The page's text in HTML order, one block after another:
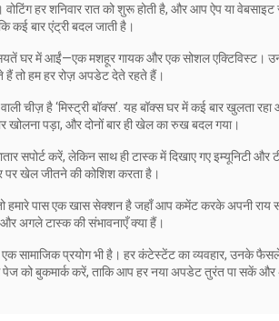
हर शनिवार रात को शुरू होती है, और आप ऐप या
कई बार एंट्री बदल जाती है।
घर में आईं—एक मशहूर गायक और एक सोशल एक्टिविस्ट।
तो हम हर रोज़ अपडेट देते रहते हैं।
चीज़ है ‘मिस्ट्री बॉक्स’. यह बॉक्‍स घर में कई बार खुलता
खोलना पड़ा, और दोनों बार ही खेल का रुख बदल गया।
सपोर्ट करें, लेकिन साथ ही टास्क में दिखाए गए इम्यूनिटी
पर खेल जीतने की कोशिश करता है।
पास एक खास सेक्शन है जहाँ आप कमेंट करके अपनी राय
अगले टास्क की संभावनाएँ क्या हैं।
सामाजिक प्रयोग भी है। हर कंटेस्टेंट का व्यवहार, उनके
पेज को बुकमार्क करें, ताकि आप हर नया अपडेट तुरंत पा सकें